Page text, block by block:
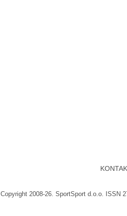
Copyright 2008-26. SportSport d.o.o. ISSN